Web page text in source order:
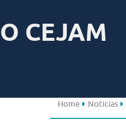
O CEJAM
Home Noticias